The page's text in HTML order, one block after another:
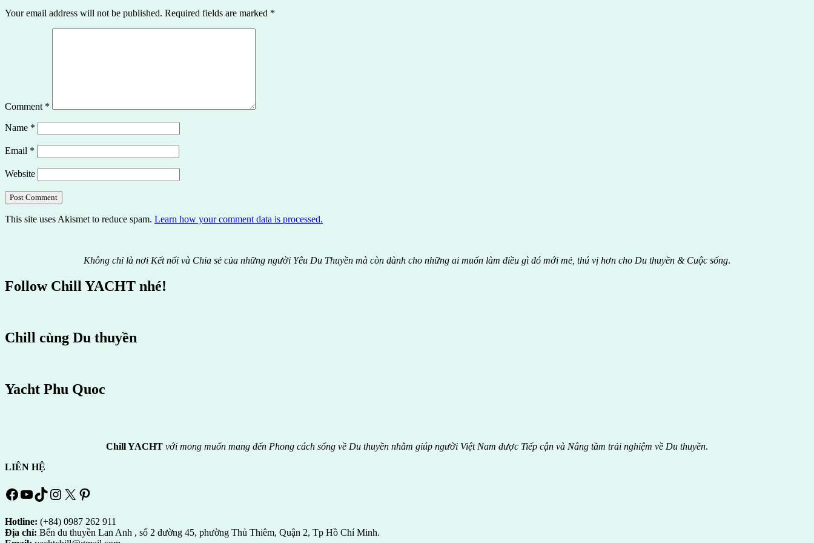
Your email address will not be published. Required fields are marked *
Comment *
Name *
Email *
Website
This site uses Akismet to reduce spam. Learn how your comment data is processed.
Không chỉ là nơi Kết nối và Chia sẻ của những người Yêu Du Thuyền mà còn dành cho những ai muốn làm điều gì đó mới mẻ, thú vị hơn cho Du thuyền & Cuộc sống.
Follow Chill YACHT nhé!
Chill cùng Du thuyền
Yacht Phu Quoc
Chill YACHT với mong muốn mang đến Phong cách sống về Du thuyền nhằm giúp người Việt Nam được Tiếp cận và Nâng tầm trải nghiệm về Du thuyền.
LIÊN HỆ
Facebook
YouTube
TikTok
Instagram
X Pinterest
Hotline: (+84) 0987 262 911
Địa chỉ: Bến du thuyền Lan Anh , số 2 đường 45, phường Thủ Thiêm, Quận 2, Tp Hồ Chí Minh.